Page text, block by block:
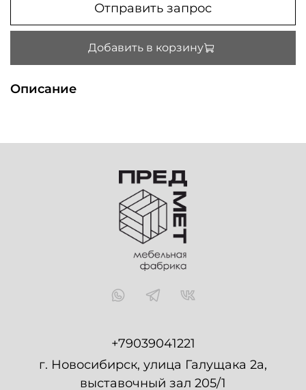
Отправить запрос
Добавить в корзину
Описание
+79039041221
г. Новосибирск, улица Галущака 2а,
выставочный зал 205/1